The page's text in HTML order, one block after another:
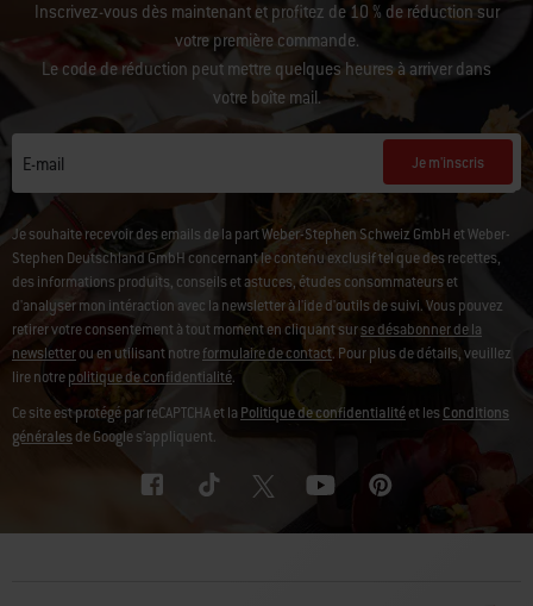
Inscrivez-vous dès maintenant et profitez de 10 % de réduction sur
votre première commande.
Le code de réduction peut mettre quelques heures à arriver dans
votre boîte mail.
E-mail Je m'inscris
Je souhaite recevoir des emails de la part Weber-Stephen Schweiz GmbH et Weber-
Stephen Deutschland GmbH concernant le contenu exclusif tel que des recettes,
des informations produits, conseils et astuces, études consommateurs et
d'analyser mon intéraction avec la newsletter à l'ide d'outils de suivi. Vous pouvez
retirer votre consentement à tout moment en cliquant surse désabonner de la
newsletterou en utilisant notreformulaire de contact. Pour plus de détails, veuillez
lire notrepolitique de confidentialité.
Ce site est protégé par reCAPTCHA et la Politique de confidentialitéet lesConditions
généralesde Google s’appliquent.